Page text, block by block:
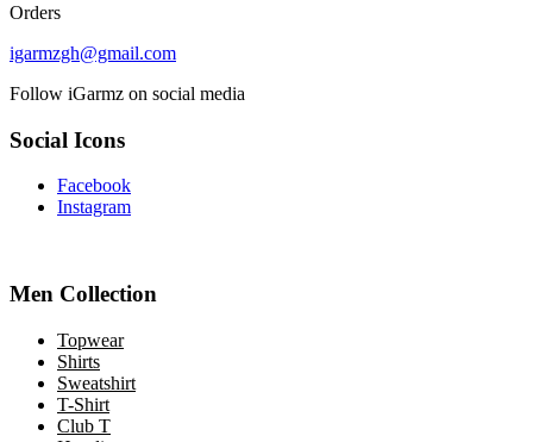
Orders
igarmzgh@gmail.com
Follow iGarmz on social media
Social Icons
Facebook
Instagram
Men Collection
Topwear
Shirts
Sweatshirt
T-Shirt
Club T